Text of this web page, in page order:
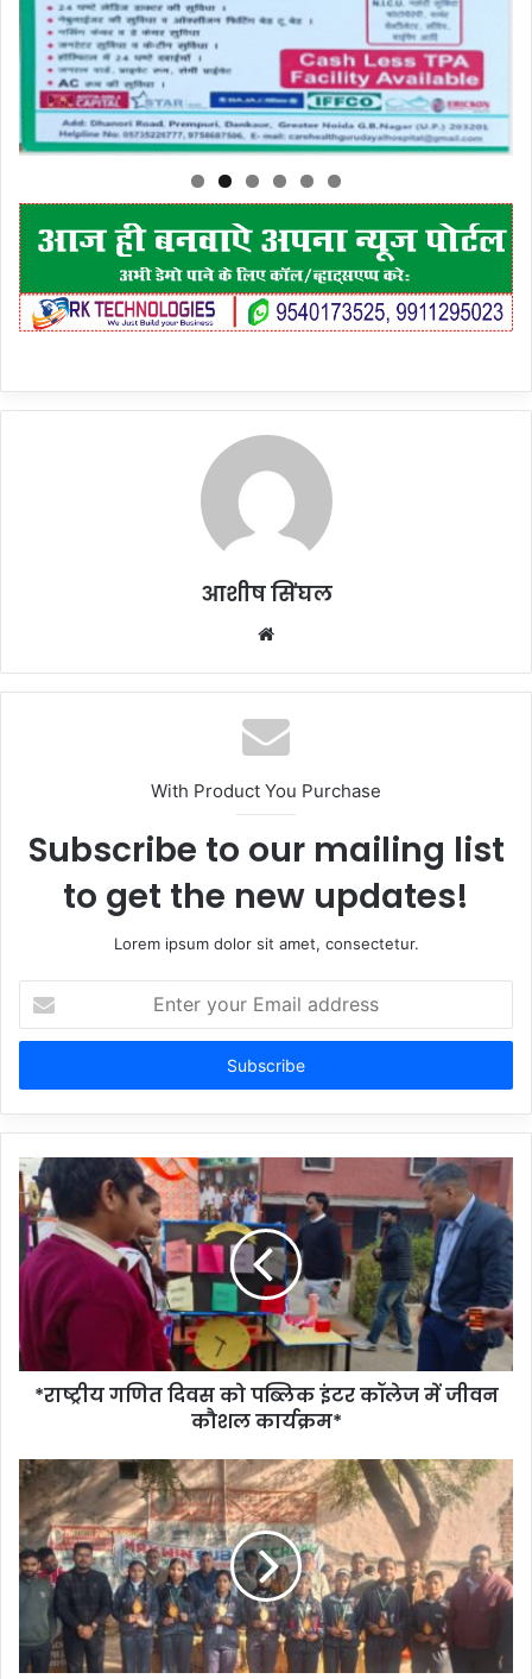
आशीष सिंघल
Website
With Product You Purchase
Subscribe to our mailing list
to get the new updates!
Lorem ipsum dolor sit amet, consectetur.
your
Email
*राष्ट्रीय गणित दिवस को पब्लिक इंटर कॉलेज में जीवन
कौशल कार्यक्रम*